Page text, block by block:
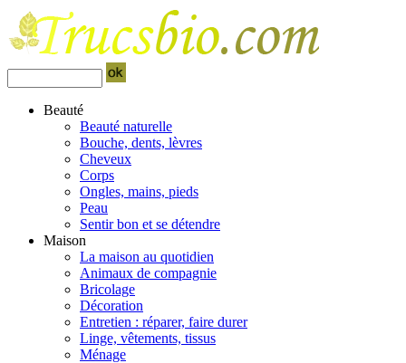
Beauté
Beauté naturelle
Bouche, dents, lèvres
Cheveux
Corps
Ongles, mains, pieds
Peau
Sentir bon et se détendre
Maison
La maison au quotidien
Animaux de compagnie
Bricolage
Décoration
Entretien : réparer, faire durer
Linge, vêtements, tissus
Ménage